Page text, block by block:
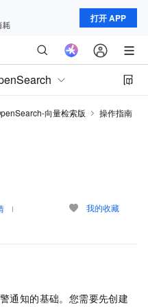
打开 APP
向量检索版
操作指南
我的收藏
通知的基础。您需要先创建